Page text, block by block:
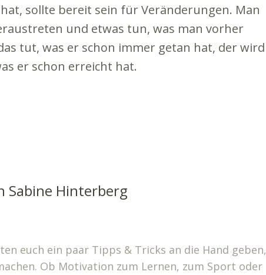
sollte bereit sein für Veränderungen. Man
und etwas tun, was man vorher
tut, was er schon immer getan hat, der wird
er schon erreicht hat.
Sabine Hinterberg
euch ein paar Tipps & Tricks an die Hand geben,
Ob Motivation zum Lernen, zum Sport oder